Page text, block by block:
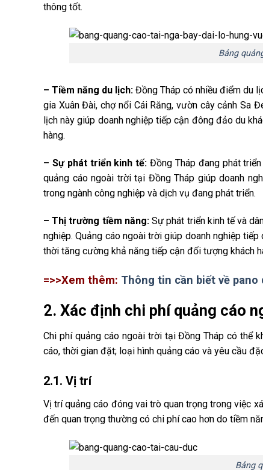
thông tốt.
Bảng
– Tiềm năng du lịch: Đồng Tháp có nhiều điểm du
gia Xuân Đài, chợ nổi Cái Răng, vườn cây cảnh Sa
lịch này giúp doanh nghiệp tiếp cận đông đảo du
hàng.
– Sự phát triển kinh tế: Đồng Tháp đang phát
quảng cáo ngoài trời tại Đồng Tháp giúp doanh
trong ngành công nghiệp và dịch vụ đang phát triển.
– Thị trường tiềm năng:Sự phát triển kinh tế và
nghiệp. Quảng cáo ngoài trời giúp doanh nghiệp
thời tăng cường khả năng tiếp cận đối tượng khách
=>>Xem thêm: Thông tin cần biết về pano
2. Xác định chi phí quảng cáo
Chi phí quảng cáo ngoài trời tại Đồng Tháp có thể
cáo, thời gian đặt; loại hình quảng cáo và yêu cầu
2.1. Vị trí
Vị trí quảng cáo đóng vai trò quan trọng trong việc
đến quan trọng thường có chi phí cao hơn do tiềm
Bảng